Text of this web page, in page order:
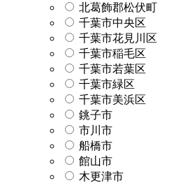
北葛飾郡松伏町
千葉市中央区
千葉市花見川区
千葉市稲毛区
千葉市若葉区
千葉市緑区
千葉市美浜区
銚子市
市川市
船橋市
館山市
木更津市